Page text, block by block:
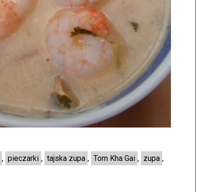
, pieczarki , tajska zupa , Tom Kha Gai , zupa ,